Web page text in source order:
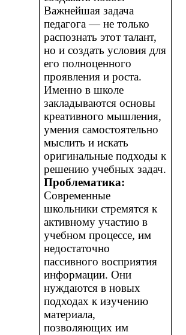
Важнейшая задача
педагога — не только
распознать этот талант,
но и создать условия для
его полноценного
проявления и роста.
Именно в школе
закладываются основы
креативного мышления,
умения самостоятельно
мыслить и искать
оригинальные подходы к
решению учебных задач.
Проблематика:
Современные
школьники стремятся к
активному участию в
учебном процессе, им
недостаточно
пассивного восприятия
информации. Они
нуждаются в новых
подходах к изучению
материала,
позволяющих им